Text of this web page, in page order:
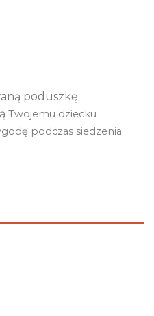
poduszkę
Twojemu dziecku
podczas siedzenia